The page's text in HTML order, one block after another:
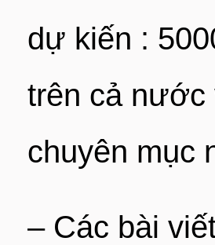
dự kiến :
trên cả nước
chuyên mục
– Các bài